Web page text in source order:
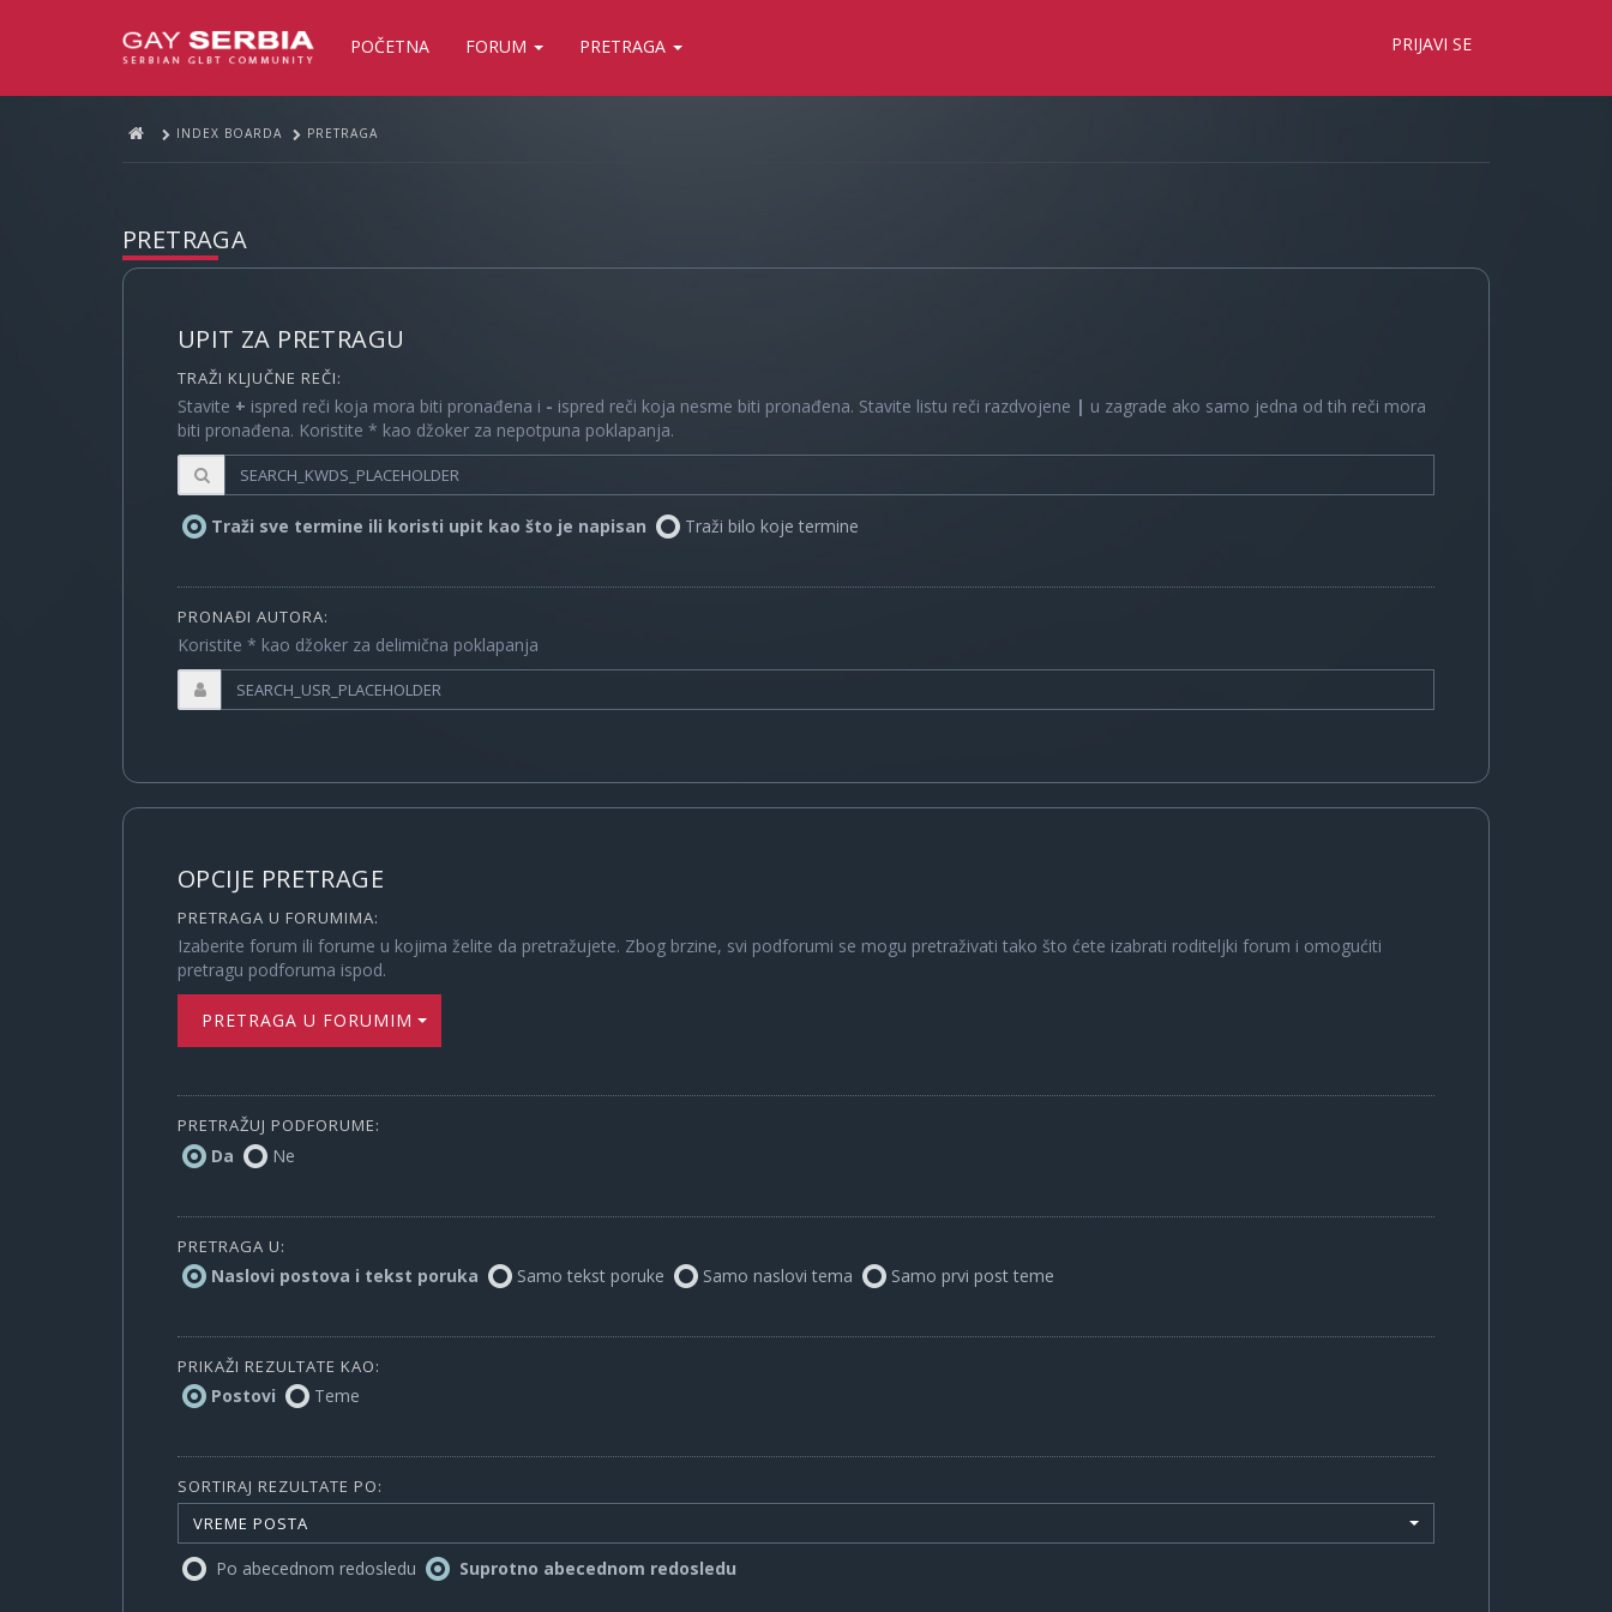
POČETNA FORUM PRETRAGA PRIJAVI SE
INDEX BOARDA PRETRAGA
PRETRAGA
UPIT ZA PRETRAGU
TRAŽI KLJUČNE REČI:
Stavite + ispred reči koja mora biti pronađena i - ispred reči koja nesme biti pronađena. Stavite listu reči razdvojene | u zagrade ako samo jedna od tih reči mora
biti pronađena. Koristite * kao džoker za nepotpuna poklapanja.
Traži sve termine ili koristi upit kao što je napisan Traži bilo koje termine
PRONAĐI AUTORA:
Koristite * kao džoker za delimična poklapanja
OPCIJE PRETRAGE
PRETRAGA U FORUMIMA:
Izaberite forum ili forume u kojima želite da pretražujete. Zbog brzine, svi podforumi se mogu pretraživati tako što ćete izabrati roditeljki forum i omogućiti
pretragu podforuma ispod.
PRETRAGA U FORUMIMA
PRETRAŽUJ PODFORUME:
Da Ne
PRETRAGA U:
Naslovi postova i tekst poruka Samo tekst poruke Samo naslovi tema Samo prvi post teme
PRIKAŽI REZULTATE KAO:
Postovi Teme
SORTIRAJ REZULTATE PO:
VREME POSTA
Po abecednom redosledu Suprotno abecednom redosledu